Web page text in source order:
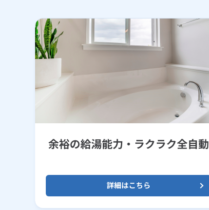
余裕の給湯能力・ラクラク全自動
詳細はこちら